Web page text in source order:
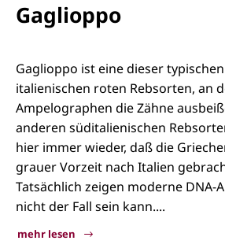
Gaglioppo
Gaglioppo ist eine dieser
italienischen roten Rebsorten, an
Ampelographen die Zähne
anderen süditalienischen
hier immer wieder, daß die
grauer Vorzeit nach Italien
Tatsächlich zeigen moderne DNA-
nicht der Fall sein kann....
mehr lesen